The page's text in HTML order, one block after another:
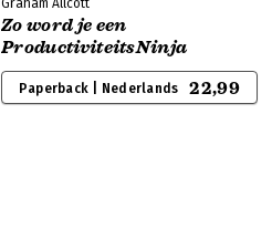
Graham Allcott
Zo word je een
ProductiviteitsNinja
Paperback | Nederlands 22,99